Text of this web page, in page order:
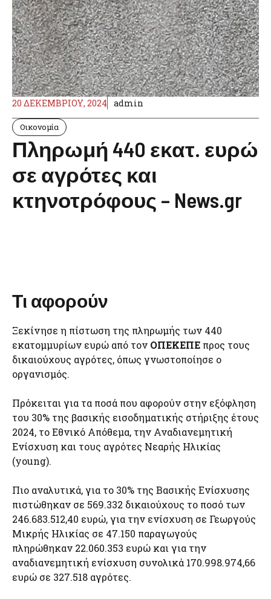
20 ΔΕΚΕΜΒΡΊΟΥ, 2024 admin
Οικονομία
Πληρωμή 440 εκατ. ευρώ
σε αγρότες και
κτηνοτρόφους – News.gr
Τι αφορούν
Ξεκίνησε η πίστωση της πληρωμής των 440
εκατομμυρίων ευρώ από τον ΟΠΕΚΕΠΕ προς τους
δικαιούχους αγρότες, όπως γνωστοποίησε ο
οργανισμός.
Πρόκειται για τα ποσά που αφορούν στην εξόφληση
του 30% της βασικής εισοδηματικής στήριξης έτους
2024, το Εθνικό Απόθεμα, την Αναδιανεμητική
Ενίσχυση και τους αγρότες Νεαρής Ηλικίας
(young).
Πιο αναλυτικά, για το 30% της Βασικής Ενίσχυσης
πιστώθηκαν σε 569.332 δικαιούχους το ποσό των
246.683.512,40 ευρώ, για την ενίσχυση σε Γεωργούς
Μικρής Ηλικίας σε 47.150 παραγωγούς
πληρώθηκαν 22.060.353 ευρώ και για την
αναδιανεμητική ενίσχυση συνολικά 170.998.974,66
ευρώ σε 327.518 αγρότες.